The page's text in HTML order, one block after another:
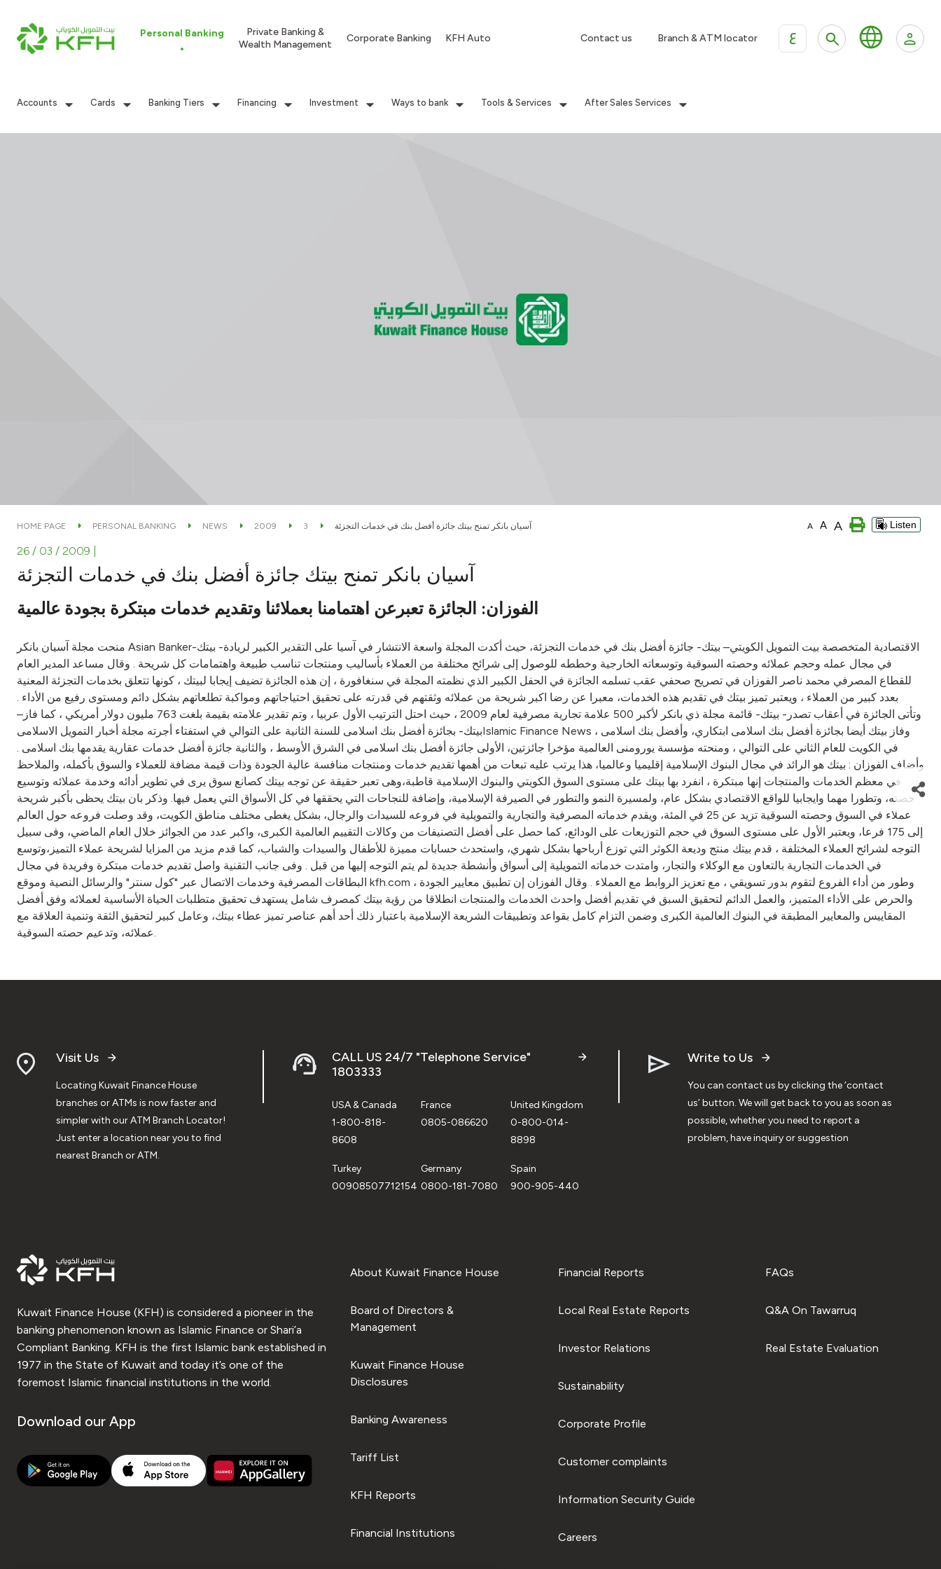
Personal Banking
Private Banking &
Wealth Management
Corporate Banking KFH Auto Contact us Branch & ATM locator ع
Accounts Cards Banking Tiers Financing Investment Ways to bank Tools & Services After Sales Services
HOME PAGE PERSONAL BANKING NEWS 2009 3 آسيان بانكر تمنح بيتك جائزة أفضل بنك في خدمات التجزئة A A A Listen
26 / 03 / 2009
آسيان بانكر تمنح بيتك جائزة أفضل بنك في خدمات التجزئة
الفوزان: الجائزة تعبرعن اهتمامنا بعملائنا وتقديم خدمات مبتكرة بجودة عالمية
منحت مجلة آسيان بانكر Asian Bankerالاقتصادية المتخصصة بيت التمويل الكويتي– بيتك- جائزة أفضل بنك في خدمات التجزئة، حيث أكدت المجلة واسعة الانتشار في آسيا على التقدير الكبير لريادة- بيتك-
في مجال عمله وحجم عملائه وحصته السوقية وتوسعاته الخارجية وخططه للوصول إلى شرائح مختلفة من العملاء بأساليب ومنتجات تناسب طبيعة واهتمامات كل شريحة . وقال مساعد المدير العام
للقطاع المصرفي محمد ناصر الفوزان في تصريح صحفي عقب تسلمه الجائزة في الحفل الكبير الذي نظمته المجلة في سنغافورة ، إن هذه الجائزة تضيف إيجابا لبيتك ، كونها تتعلق بخدمات التجزئة المعنية
بعدد كبير من العملاء ، ويعتبر تميز بيتك في تقديم هذه الخدمات، معبرا عن رضا اكبر شريحة من عملائه وثقتهم في قدرته على تحقيق احتياجاتهم ومواكبة تطلعاتهم بشكل دائم ومستوى رفيع من الأداء .
وتأتى الجائزة في أعقاب تصدر- بيتك- قائمة مجلة ذي بانكر لأكبر 500 علامة تجارية مصرفية لعام 2009 ، حيث احتل الترتيب الأول عربيا ، وتم تقدير علامته بقيمة بلغت 763 مليون دولار أمريكي ، كما فاز–
بيتك- بجائزة أفضل بنك اسلامى للسنة الثانية على التوالي في استفتاء أجرته مجلة أخبار التمويل الاسلامىIslamic Finance News ، وفاز بيتك أيضا بجائزة أفضل بنك اسلامى ابتكاري، وأفضل بنك اسلامى
في الكويت للعام الثاني على التوالي ، ومنحته مؤسسة يورومنى العالمية مؤخرا جائزتين، الأولى جائزة أفضل بنك اسلامى في الشرق الأوسط ، والثانية جائزة أفضل خدمات عقارية يقدمها بنك اسلامى .
وأضاف الفوزان : بيتك هو الرائد في مجال البنوك الإسلامية إقليميا وعالميا، هذا يرتب عليه تبعات من أهمها تقديم خدمات ومنتجات منافسة عالية الجودة وذات قيمة مضافة للعملاء والسوق بأكمله، والملاحظ
في معظم الخدمات والمنتجات إنها مبتكرة ، انفرد بها بيتك على مستوى السوق الكويتي والبنوك الإسلامية قاطبة،وهى تعبر حقيقة عن توجه بيتك كصانع سوق يرى في تطوير أدائه وخدمة عملائه وتوسيع
حصته، وتطورا مهما وايجابيا للواقع الاقتصادي بشكل عام، ولمسيرة النمو والتطور في الصيرفة الإسلامية، وإضافة للنجاحات التي يحققها في كل الأسواق التي يعمل فيها. وذكر بان بيتك يحظى بأكبر شريحة
عملاء في السوق وحصته السوقية تزيد عن 25 في المئة، ويقدم خدماته المصرفية والتجارية والتمويلية في فروعه للسيدات والرجال، بشكل يغطى مختلف مناطق الكويت، وقد وصلت فروعه حول العالم
إلى 175 فرعا، ويعتبر الأول على مستوى السوق في حجم التوزيعات على الودائع، كما حصل على أفضل التصنيفات من وكالات التقييم العالمية الكبرى، واكبر عدد من الجوائز خلال العام الماضي، وفى سبيل
التوجه لشرائح العملاء المختلفة ، قدم بيتك منتج وديعة الكوثر التي توزع أرباحها بشكل شهري، واستحدث حسابات مميزة للأطفال والسيدات والشباب، كما قدم مزيد من المزايا لشريحة عملاء التميز،وتوسع
في الخدمات التجارية بالتعاون مع الوكلاء والتجار، وامتدت خدماته التمويلية إلى أسواق وأنشطة جديدة لم يتم التوجه إليها من قبل . وفى جانب التقنية واصل تقديم خدمات مبتكرة وفريدة في مجال
البطاقات المصرفية وخدمات الاتصال عبر "كول سنتر" والرسائل النصية وموقع kfh.com ، وطور من أداء الفروع لتقوم بدور تسويقي ، مع تعزيز الروابط مع العملاء . وقال الفوزان إن تطبيق معايير الجودة
والحرص على الأداء المتميز، والعمل الدائم لتحقيق السبق في تقديم أفضل واحدث الخدمات والمنتجات انطلاقا من رؤية بيتك كمصرف شامل يستهدف تحقيق متطلبات الحياة الأساسية لعملائه وفق أفضل
المقاييس والمعايير المطبقة في البنوك العالمية الكبرى وضمن التزام كامل بقواعد وتطبيقات الشريعة الإسلامية باعتبار ذلك أحد أهم عناصر تميز عطاء بيتك، وعامل كبير لتحقيق الثقة وتنمية العلاقة مع
عملائه، وتدعيم حصته السوقية.
Visit Us
Locating Kuwait Finance House
branches or ATMs is now faster and
simpler with our ATM Branch Locator!
Just enter a location near you to find
nearest Branch or ATM.
CALL US 24/7 "Telephone Service"
1803333
USA & Canada
1-800-818-
8608
France
0805-086620
United Kingdom
0-800-014-
8898
Turkey
00908507712154
Germany
0800-181-7080
Spain
900-905-440
Write to Us
You can contact us by clicking the ‘contact
us’ button. We will get back to you as soon as
possible, whether you need to report a
problem, have inquiry or suggestion
Kuwait Finance House (KFH) is considered a pioneer in the
banking phenomenon known as Islamic Finance or Shari’a
Compliant Banking. KFH is the first Islamic bank established in
1977 in the State of Kuwait and today it’s one of the
foremost Islamic financial institutions in the world.
Download our App
About Kuwait Finance House
Board of Directors &
Management
Kuwait Finance House
Disclosures
Banking Awareness
Tariff List
KFH Reports
Financial Institutions
Financial Reports
Local Real Estate Reports
Investor Relations
Sustainability
Corporate Profile
Customer complaints
Information Security Guide
Careers
FAQs
Q&A On Tawarruq
Real Estate Evaluation